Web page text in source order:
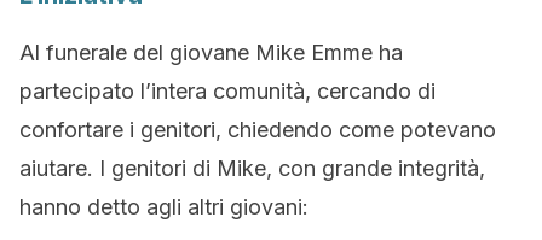
Al funerale del giovane Mike Emme ha
partecipato l’intera comunità, cercando di
confortare i genitori, chiedendo come potevano
aiutare. I genitori di Mike, con grande integrità,
hanno detto agli altri giovani: